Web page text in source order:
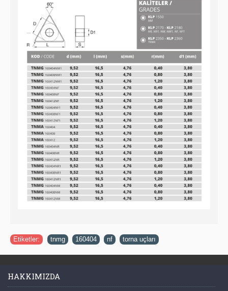
Etiketler: tnmg 160404 nf torna uçları
HAKKIMIZDA